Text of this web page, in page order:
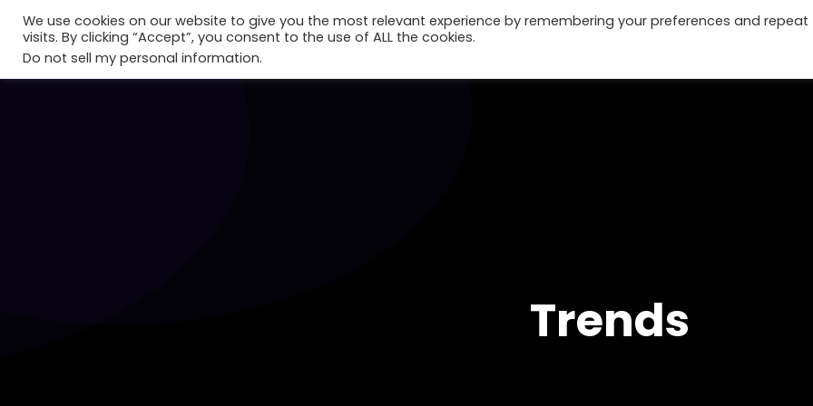
Trends
We use cookies on our website to give you the most relevant experience by remembering your preferences and repeat
visits. By clicking “Accept”, you consent to the use of ALL the cookies.
Do not sell my personal information.